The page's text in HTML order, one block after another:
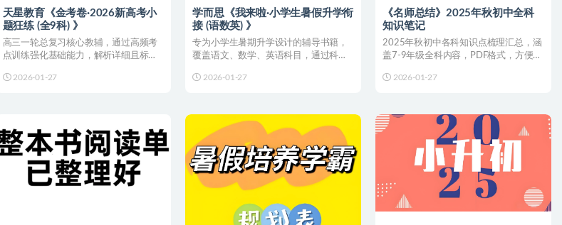
天星教育《金考卷·2026新高考小
题狂练 (全9科) 》
高三一轮总复习核心教辅，通过高频考
点训练强化基础能力，解析详细且标注
2026-01-27
学而思《我来啦·小学生暑假升学衔
接 (语数英) 》
专为小学生暑期升学设计的辅导书籍，
覆盖语文、数学、英语科目，通过科学
2026-01-27
《名师总结》2025年秋初中全科
知识笔记
2025年秋初中各科知识点梳理汇总，涵
盖7-9年级全科内容，PDF格式，方便打
2026-01-27